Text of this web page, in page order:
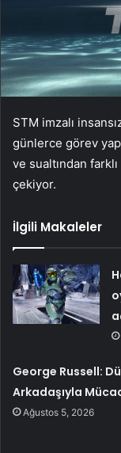
STM imzalı
günlerce görev
ve sualtından
çekiyor.
İlgili Makaleler
George Russell:
Arkadaşıyla
Ağustos 5, 2026